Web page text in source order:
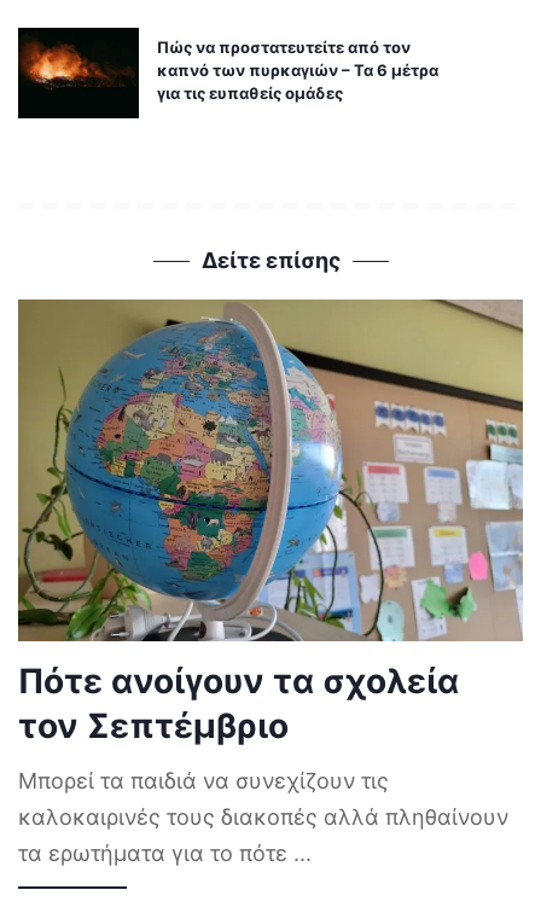
Πώς να προστατευτείτε από τον
καπνό των πυρκαγιών – Τα 6 μέτρα
για τις ευπαθείς ομάδες
Δείτε επίσης
Πότε ανοίγουν τα σχολεία
τον Σεπτέμβριο
Μπορεί τα παιδιά να συνεχίζουν τις
καλοκαιρινές τους διακοπές αλλά πληθαίνουν
τα ερωτήματα για το πότε ...